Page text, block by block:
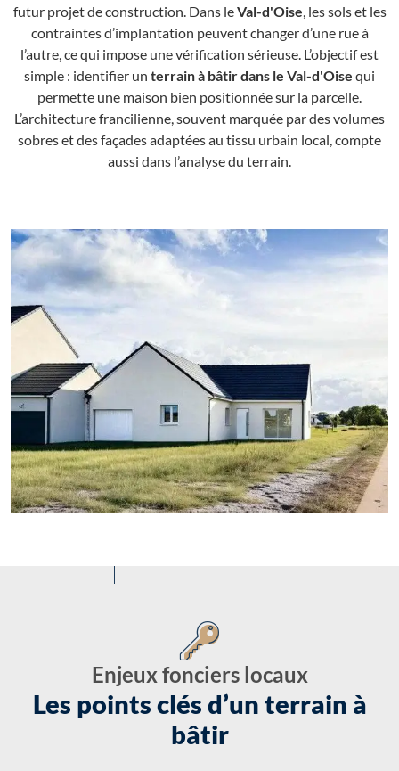
futur projet de construction. Dans leVal-d'Oise, les sols et les
contraintes d’implantation peuvent changer d’une rue à
l’autre, ce qui impose une vérification sérieuse. L’objectif est
simple : identifier un terrain à bâtir dans le Val-d'Oise qui
permette une maison bien positionnée sur la parcelle.
L’architecture francilienne, souvent marquée par des volumes
sobres et des façades adaptées au tissu urbain local, compte
aussi dans l’analyse du terrain.
Enjeux fonciers locaux
Les points clés d’un terrain à
bâtir